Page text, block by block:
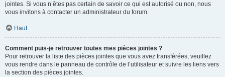
jointes. Si vous n’êtes pas certain de savoir ce qui est autorisé ou non, nous
vous invitons à contacter un administrateur du forum.
Haut
Comment puis-je retrouver toutes mes pièces jointes ?
Pour retrouver la liste des pièces jointes que vous avez transférées, veuillez
vous rendre dans le panneau de contrôle de l’utilisateur et suivre les liens vers
la section des pièces jointes.